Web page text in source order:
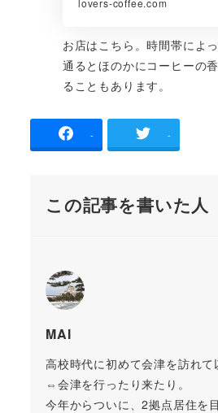
お店はこちら。時間帯によ
通るとほのかにコーヒーの
ることもあります。
- -
この記事を書いた人
MAI
高校時代に初めて会津を訪れ
⇔会津を行ったり来たり。
今年からついに、2拠点居住を